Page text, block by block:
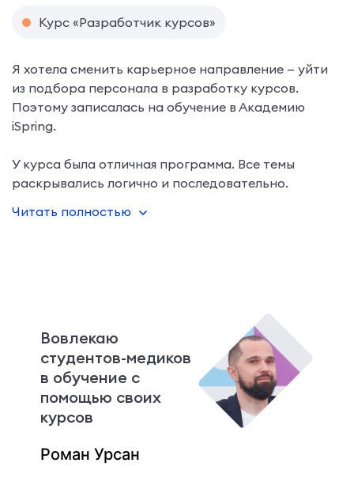
Курс «Разработчик курсов»
Я хотела сменить карьерное направление — уйти
из подбора персонала в разработку курсов.
Поэтому записалась на обучение в Академию
iSpring.
У курса была отличная программа. Все темы
раскрывались логично и последовательно.
их экспертиза, подход к делу, подача материала и
Читать полностью
Вовлекаю
студентов-медиков
в обучение с
помощью своих
курсов
Роман Урсан